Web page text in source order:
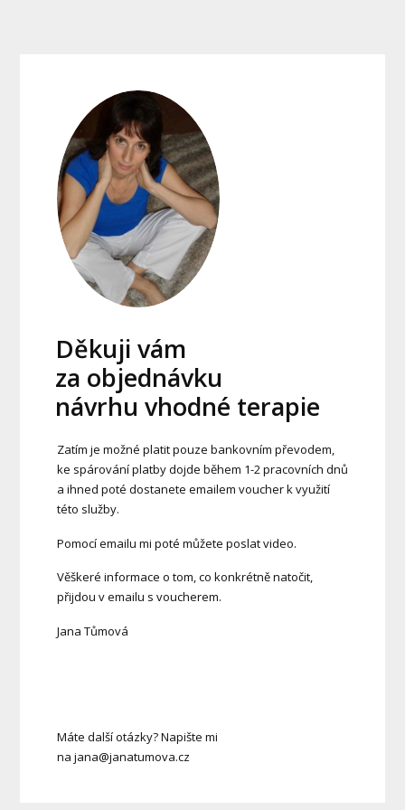
Děkuji vám
za objednávku
návrhu vhodné terapie
Zatím je možné platit pouze bankovním převodem,
ke spárování platby dojde během 1-2 pracovních dnů
a ihned poté dostanete emailem voucher k využití
této služby.
Pomocí emailu mi poté můžete poslat video.
Věškeré informace o tom, co konkrétně natočit,
přijdou v emailu s voucherem.
Jana Tůmová
Máte další otázky? Napište mi
na jana@janatumova.cz